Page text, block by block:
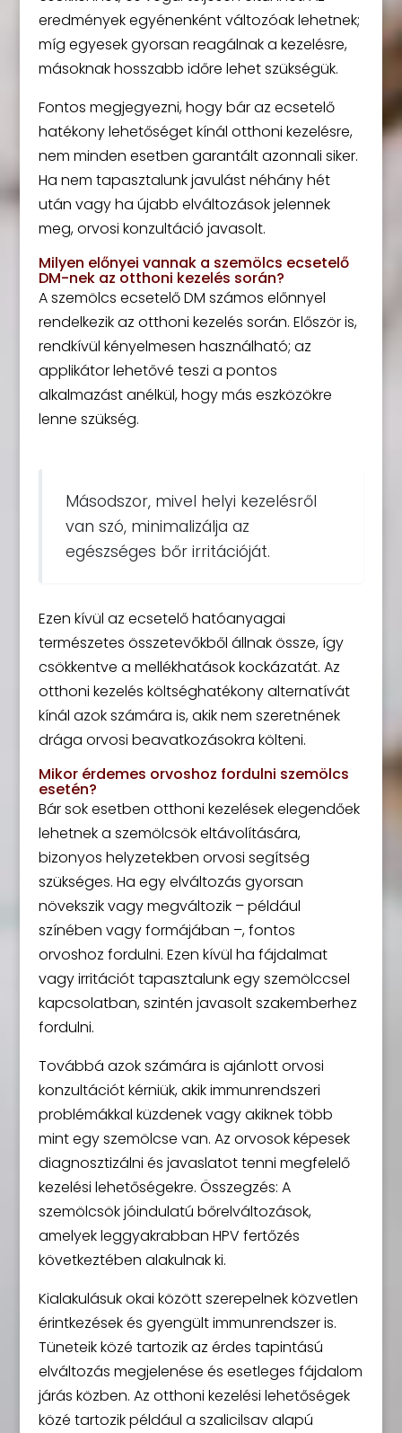
eredmények egyénenként változóak lehetnek;
míg egyesek gyorsan reagálnak a kezelésre,
másoknak hosszabb időre lehet szükségük.
Fontos megjegyezni, hogy bár az ecsetelő
hatékony lehetőséget kínál otthoni kezelésre,
nem minden esetben garantált azonnali siker.
Ha nem tapasztalunk javulást néhány hét
után vagy ha újabb elváltozások jelennek
meg, orvosi konzultáció javasolt.
Milyen előnyei vannak a szemölcs ecsetelő
DM-nek az otthoni kezelés során?
A szemölcs ecsetelő DM számos előnnyel
rendelkezik az otthoni kezelés során. Először is,
rendkívül kényelmesen használható; az
applikátor lehetővé teszi a pontos
alkalmazást anélkül, hogy más eszközökre
lenne szükség.
Másodszor, mivel helyi kezelésről
van szó, minimalizálja az
egészséges bőr irritációját.
Ezen kívül az ecsetelő hatóanyagai
természetes összetevőkből állnak össze, így
csökkentve a mellékhatások kockázatát. Az
otthoni kezelés költséghatékony alternatívát
kínál azok számára is, akik nem szeretnének
drága orvosi beavatkozásokra költeni.
Mikor érdemes orvoshoz fordulni szemölcs
esetén?
Bár sok esetben otthoni kezelések elegendőek
lehetnek a szemölcsök eltávolítására,
bizonyos helyzetekben orvosi segítség
szükséges. Ha egy elváltozás gyorsan
növekszik vagy megváltozik – például
színében vagy formájában –, fontos
orvoshoz fordulni. Ezen kívül ha fájdalmat
vagy irritációt tapasztalunk egy szemölccsel
kapcsolatban, szintén javasolt szakemberhez
fordulni.
Továbbá azok számára is ajánlott orvosi
konzultációt kérniük, akik immunrendszeri
problémákkal küzdenek vagy akiknek több
mint egy szemölcse van. Az orvosok képesek
diagnosztizálni és javaslatot tenni megfelelő
kezelési lehetőségekre. Összegzés: A
szemölcsök jóindulatú bőrelváltozások,
amelyek leggyakrabban HPV fertőzés
következtében alakulnak ki.
Kialakulásuk okai között szerepelnek közvetlen
érintkezések és gyengült immunrendszer is.
Tüneteik közé tartozik az érdes tapintású
elváltozás megjelenése és esetleges fájdalom
járás közben. Az otthoni kezelési lehetőségek
közé tartozik például a szalicilsav alapú